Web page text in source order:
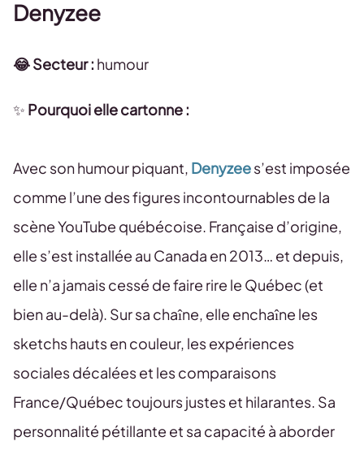
Denyzee
😂 Secteur : humour
✨ Pourquoi elle cartonne :
Avec son humour piquant, Denyzees’est imposée
comme l’une des figures incontournables de la
scène YouTube québécoise. Française d’origine,
elle s’est installée au Canada en 2013… et depuis,
elle n’a jamais cessé de faire rire le Québec (et
bien au-delà). Sur sa chaîne, elle enchaîne les
sketchs hauts en couleur, les expériences
sociales décalées et les comparaisons
France/Québec toujours justes et hilarantes. Sa
personnalité pétillante et sa capacité à aborder